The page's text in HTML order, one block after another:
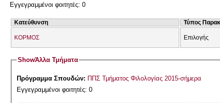
Εγγεγραμμένοι φοιτητές: 0
Κατεύθυνση Τύπος
ΚΟΡΜΟΣ Επιλογής
ShowΆλλα Τμήματα
Πρόγραμμα Σπουδών: ΠΠΣ Τμήματος Φιλολογίας 2015-σήμερα
Εγγεγραμμένοι φοιτητές: 0